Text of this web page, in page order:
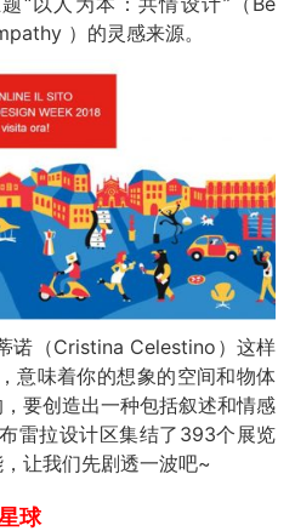
）的灵感来源。
诺（Cristina Celestino）这样
意味着你的想象的空间和物体
要创造出一种包括叙述和情感
雷拉设计区集结了393个展览
让我们先剧透一波吧~
球